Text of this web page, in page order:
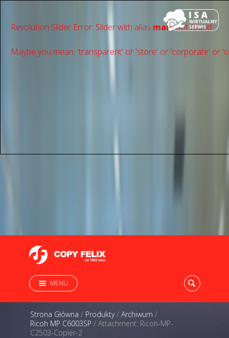
Revolution Slider Error: Slider with alias mainnot found.
Maybe you mean: 'transparent' or 'store' or 'сorporate' or
MENU
Strona Główna / Produkty/ Archiwum /
Ricoh MP C6003SP / Attachment: Ricoh-MP-
C2503-Copier-2